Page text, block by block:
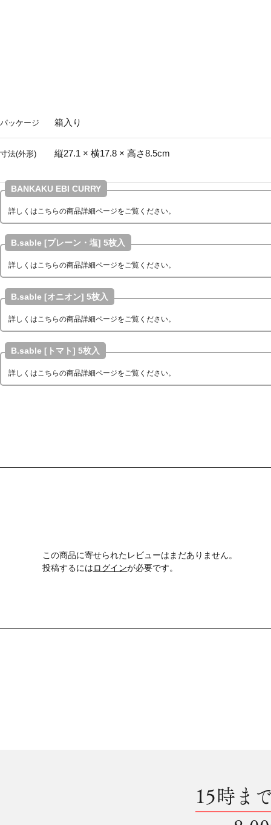
パッケージ 箱入り
寸法(外形) 縦27.1 × 横17.8 × 高さ8.5cm
BANKAKU EBI CURRY
詳しくはこちらの商品詳細ページをご覧ください。
B.sable [プレーン・塩] 5枚入
詳しくはこちらの商品詳細ページをご覧ください。
B.sable [オニオン] 5枚入
詳しくはこちらの商品詳細ページをご覧ください。
B.sable [トマト] 5枚入
詳しくはこちらの商品詳細ページをご覧ください。
この商品に寄せられたレビューはまだありません。
投稿するにはログインが必要です。
15時ま